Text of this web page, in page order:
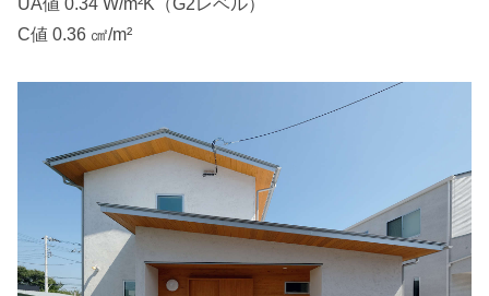
UA値 0.34 W/m²K（G2レベル）
C値 0.36 ㎠/m²